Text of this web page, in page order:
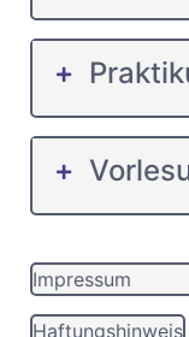
Impressum
Haftungshinweis